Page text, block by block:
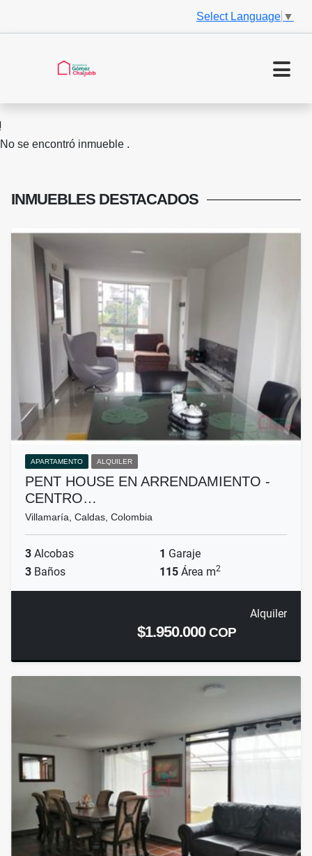
Select Language ▼
No se encontró inmueble .
INMUEBLES DESTACADOS
APARTAMENTO ALQUILER
PENT HOUSE EN ARRENDAMIENTO -
CENTRO…
Villamaría, Caldas, Colombia
3 Alcobas 1 Garaje
3 Baños 115 Área m2
Alquiler
$1.950.000COP